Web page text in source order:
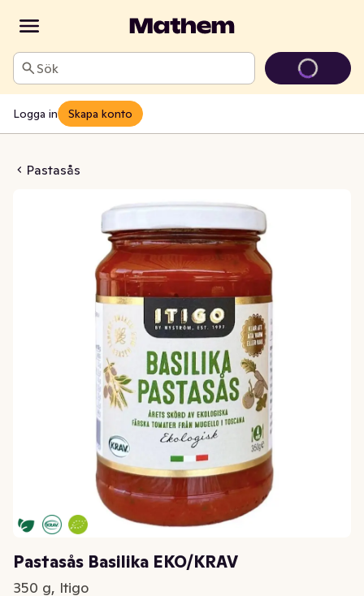
Sök
Logga in Skapa konto
Pastasås
EKO/KRAV
Pastasås Basilika EKO/KRAV
350 g, Itigo